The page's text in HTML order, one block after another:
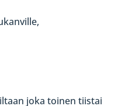
joka toinen tiistai